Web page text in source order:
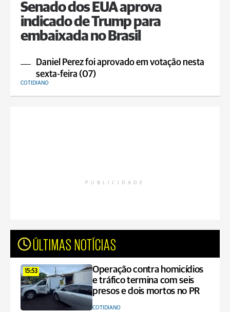
Senado dos EUA aprova
indicado de Trump para
embaixada no Brasil
Daniel Perez foi aprovado em votação nesta
sexta-feira (07)
COTIDIANO
PUBLICIDADE
ÚLTIMAS NOTÍCIAS
15:53
Operação contra homicídios
e tráfico termina com seis
presos e dois mortos no PR
COTIDIANO